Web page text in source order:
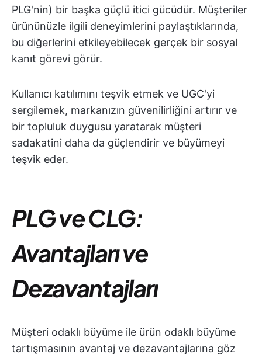
PLG'nin) bir başka güçlü itici gücüdür. Müşteriler
ürününüzle ilgili deneyimlerini paylaştıklarında,
bu diğerlerini etkileyebilecek gerçek bir sosyal
kanıt görevi görür.
Kullanıcı katılımını teşvik etmek ve UGC'yi
sergilemek, markanızın güvenilirliğini artırır ve
bir topluluk duygusu yaratarak müşteri
sadakatini daha da güçlendirir ve büyümeyi
teşvik eder.
PLG ve CLG:
Avantajları ve
Dezavantajları
Müşteri odaklı büyüme ile ürün odaklı büyüme
tartışmasının avantaj ve dezavantajlarına göz